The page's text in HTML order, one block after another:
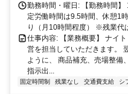
勤務時間・曜日: 【勤務時間
定労働時間は9.5時間、休憩1
り（月10時間程度） ※残業代
仕事内容: 【業務概要】 ナイ
営を担当していただきます。
ように、 商品補充、売場整備
指示出...
固定時間制 残業なし 交通費支給 シ